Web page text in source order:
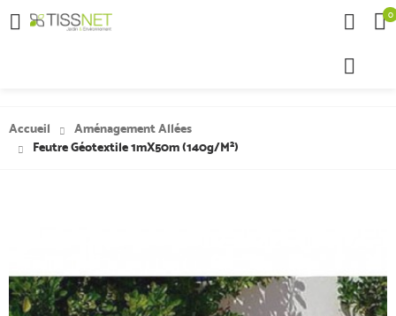
 0
Accueil
Aménagement Allées
Feutre Géotextile 1mX50m (140g/m²)